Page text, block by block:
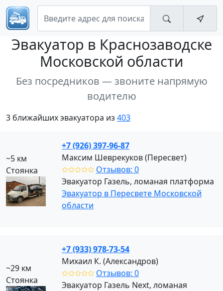
Эвакуатор в Краснозаводске
Московской области
Без посредников — звоните напрямую
водителю
3 ближайших эвакуатора из 403
~5 км
Стоянка
+7 (926) 397-96-87
Максим Шеврекуков (Пересвет)
✩✩✩✩✩ Отзывов: 0
Эвакуатор Газель, ломаная платформа
Эвакуатор в Пересвете Московской
области
~29 км
Стоянка
+7 (933) 978-73-54
Михаил К. (Александров)
✩✩✩✩✩ Отзывов: 0
Эвакуатор Газель Next, ломаная